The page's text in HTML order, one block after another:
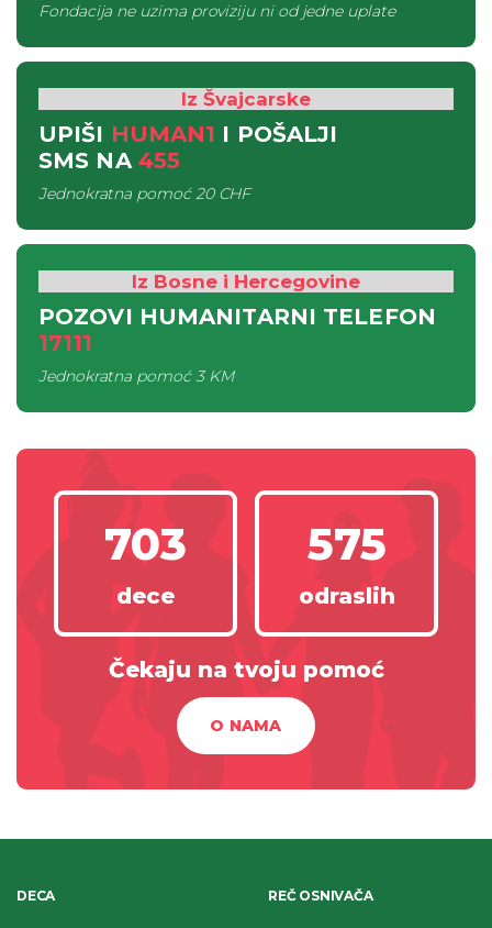
Fondacija ne uzima proviziju ni od jedne uplate
Iz Švajcarske
UPIŠI HUMAN1 I POŠALJI
SMS NA 455
Jednokratna pomoć20 CHF
Iz Bosne i Hercegovine
POZOVI HUMANITARNI TELEFON
17111
Jednokratna pomoć3 KM
703
dece
575
odraslih
Čekaju na tvoju pomoć
O NAMA
DECA REČ OSNIVAČA